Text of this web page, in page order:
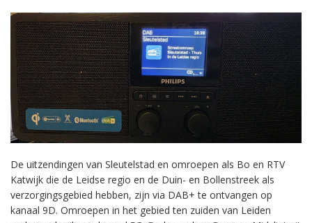
De uitzendingen van Sleutelstad en omroepen als Bo en RTV
Katwijk die de Leidse regio en de Duin- en Bollenstreek als
verzorgingsgebied hebben, zijn via DAB+ te ontvangen op
kanaal 9D. Omroepen in het gebied ten zuiden van Leiden